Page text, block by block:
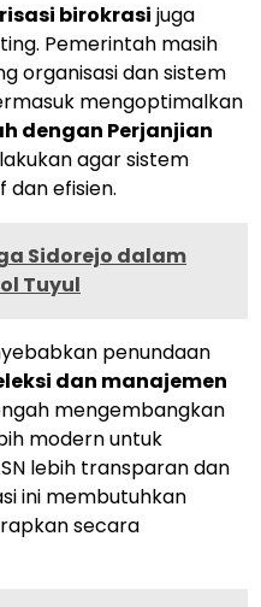
birokrasi juga
Pemerintah masih
organisasi dan sistem
mengoptimalkan
dengan Perjanjian
agar sistem
dan efisien.
Sidorejo dalam
Tuyul
penundaan
dan manajemen
mengembangkan
modern untuk
lebih transparan dan
ini membutuhkan
secara